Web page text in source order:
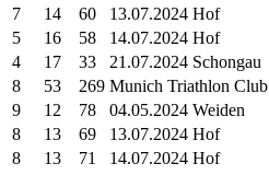
7
14 60
13.07.2024 Hof
5
16 58
14.07.2024 Hof
4
17 33
21.07.2024 Schongau
8
53 269 Munich Triathlon Club
9
12 78
04.05.2024 Weiden
8
13 69
13.07.2024 Hof
8
13 71
14.07.2024 Hof